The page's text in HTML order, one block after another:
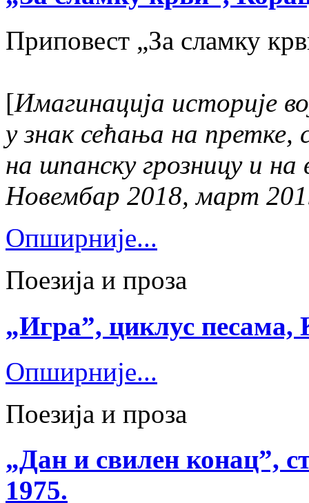
Приповест „За сламку
[Имагинација историје
у знак сећања на
на шпанску грозницу и на
Новембар 2018, март
Опширније...
Поезија и проза
„Игра”, циклус песама,
Опширније...
Поезија и проза
„Дан и свилен конац”,
1975.